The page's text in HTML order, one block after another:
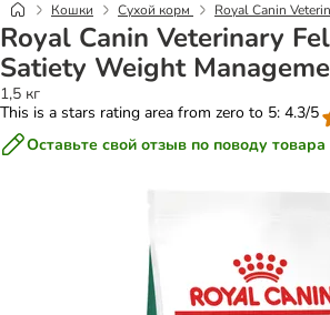
Кошки Сухой корм Royal Canin
Royal Canin Veterinary
Satiety Weight
1,5 кг
This is a stars rating area from zero to 5: 4.3/5
Оставьте свой отзыв по поводу товара